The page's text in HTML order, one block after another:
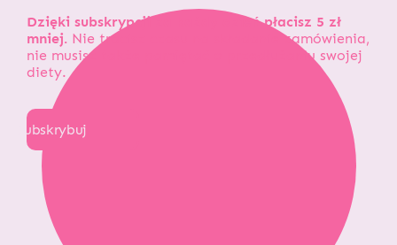
Dzięki subskrypcji za każdy dzień płacisz 5 zł
mniej. Nie tracisz czasu na składanie zamówienia,
nie musisz także pamiętać o przedłużaniu swojej
diety.
Subskrybuj